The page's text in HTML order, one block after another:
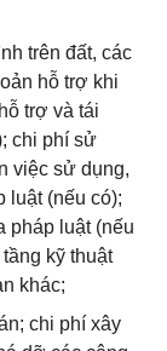
trên đất, các
hỗ trợ khi
trợ và tái
chi phí sử
việc sử dụng,
luật (nếu có);
pháp luật (nếu
kỹ thuật
khác;
chi phí xây